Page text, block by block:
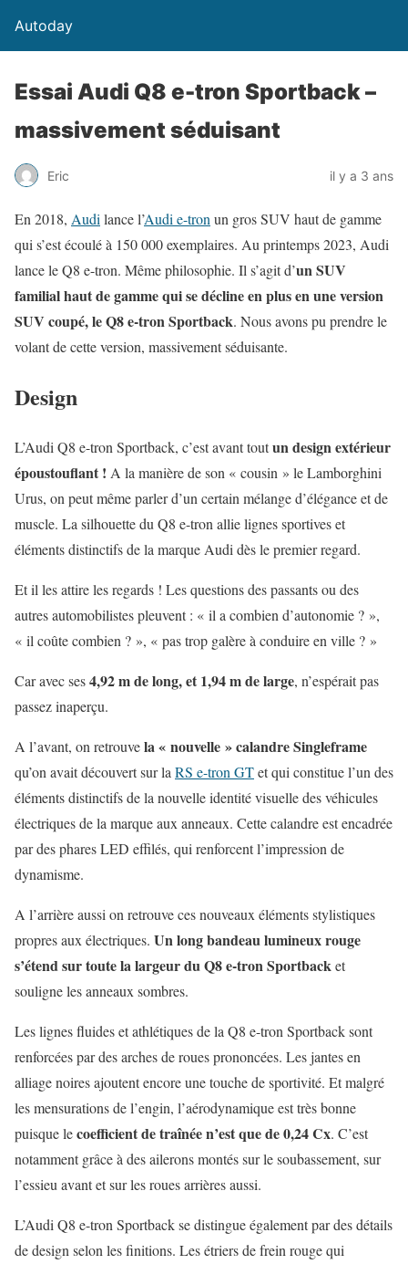
Autoday
Essai Audi Q8 e-tron Sportback –
massivement séduisant
Eric il y a 3 ans
En 2018, Audi lance l’Audi e-tron un gros SUV haut de gamme
qui s’est écoulé à 150 000 exemplaires. Au printemps 2023, Audi
lance le Q8 e-tron. Même philosophie. Il s’agit d’un SUV
familial haut de gamme qui se décline en plus en une version
SUV coupé, le Q8 e-tron Sportback. Nous avons pu prendre le
volant de cette version, massivement séduisante.
Design
L’Audi Q8 e-tron Sportback, c’est avant toutun design extérieur
époustouflant ! A la manière de son « cousin » le Lamborghini
Urus, on peut même parler d’un certain mélange d’élégance et de
muscle. La silhouette du Q8 e-tron allie lignes sportives et
éléments distinctifs de la marque Audi dès le premier regard.
Et il les attire les regards ! Les questions des passants ou des
autres automobilistes pleuvent : « il a combien d’autonomie ? »,
« il coûte combien ? », « pas trop galère à conduire en ville ? »
Car avec ses4,92 m de long, et 1,94 m de large, n’espérait pas
passez inaperçu.
A l’avant, on retrouvela « nouvelle » calandre Singleframe
qu’on avait découvert sur la RS e-tron GTet qui constitue l’un des
éléments distinctifs de la nouvelle identité visuelle des véhicules
électriques de la marque aux anneaux. Cette calandre est encadrée
par des phares LED effilés, qui renforcent l’impression de
dynamisme.
A l’arrière aussi on retrouve ces nouveaux éléments stylistiques
propres aux électriques. Un long bandeau lumineux rouge
s’étend sur toute la largeur du Q8 e-tron Sportbacket
souligne les anneaux sombres.
Les lignes fluides et athlétiques de la Q8 e-tron Sportback sont
renforcées par des arches de roues prononcées. Les jantes en
alliage noires ajoutent encore une touche de sportivité. Et malgré
les mensurations de l’engin, l’aérodynamique est très bonne
puisque lecoefficient de traînée n’est que de 0,24 Cx. C’est
notamment grâce à des ailerons montés sur le soubassement, sur
l’essieu avant et sur les roues arrières aussi.
L’Audi Q8 e-tron Sportback se distingue également par des détails
de design selon les finitions. Les étriers de frein rouge qui